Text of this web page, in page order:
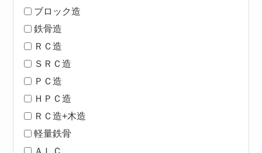
ブロック造
鉄骨造
ＲＣ造
ＳＲＣ造
ＰＣ造
ＨＰＣ造
ＲＣ造+木造
軽量鉄骨